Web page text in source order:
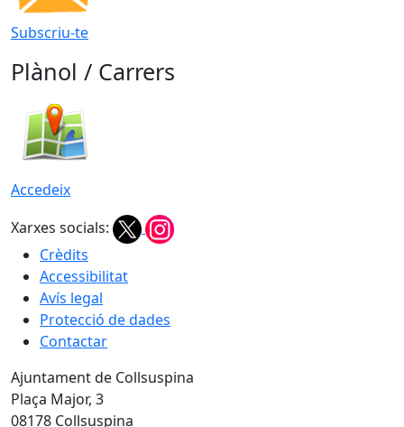
Subscriu-te
Plànol / Carrers
Accedeix
Xarxes socials:
Crèdits
Accessibilitat
Avís legal
Protecció de dades
Contactar
Ajuntament de Collsuspina
Plaça Major, 3
08178 Collsuspina